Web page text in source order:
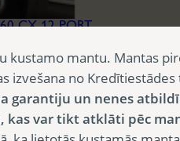
CX 12 PORT
kustamo mantu. Mantas
izvešana no
garantiju un nenes
kas var tikt atklāti pēc